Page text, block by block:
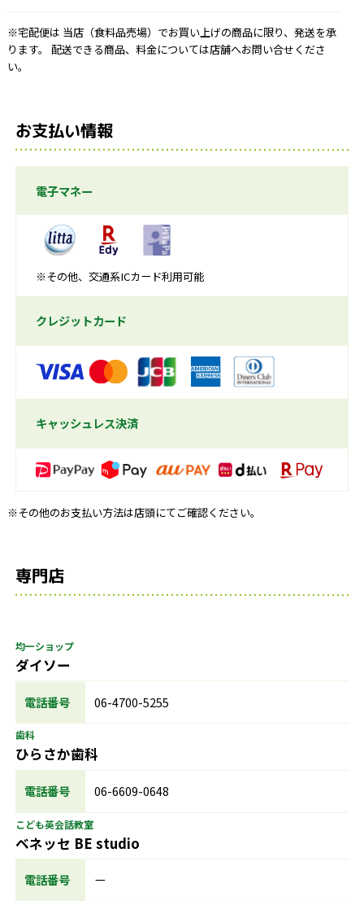
※宅配便は 当店（食料品売場）でお買い上げの商品に限り、発送を承
ります。 配送できる商品、料金については店舗へお問い合せくださ
い。
お支払い情報
電子マネー
※その他、交通系ICカード利用可能
クレジットカード
キャッシュレス決済
※その他のお支払い方法は店頭にてご確認ください。
専門店
均一ショップ
ダイソー
電話番号 06-4700-5255
歯科
ひらさか歯科
電話番号 06-6609-0648
こども英会話教室
ベネッセ BE studio
電話番号 ー